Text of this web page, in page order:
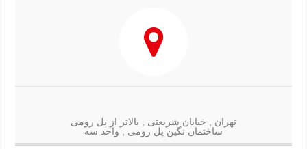
تهران , خیابان شریعتی , بالاتر از پل رومی
ساختمان نگین پل رومی , واحد سه